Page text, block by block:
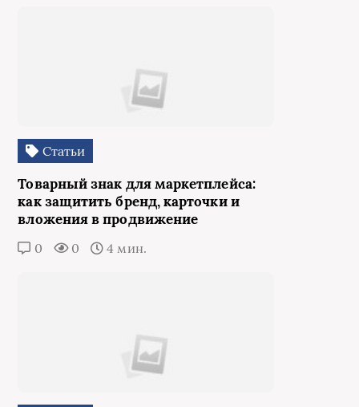
Статьи
Товарный знак для маркетплейса:
как защитить бренд, карточки и
вложения в продвижение
0 0 4 мин.